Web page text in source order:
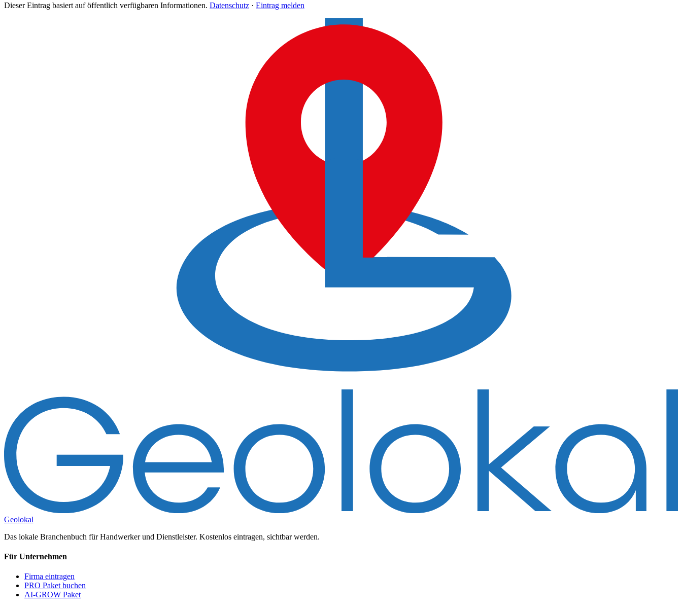
Dieser Eintrag basiert auf öffentlich verfügbaren Informationen. Datenschutz · Eintrag melden
Geolokal
Das lokale Branchenbuch für Handwerker und Dienstleister. Kostenlos eintragen, sichtbar werden.
Für Unternehmen
Firma eintragen
PRO Paket buchen
AI-GROW Paket